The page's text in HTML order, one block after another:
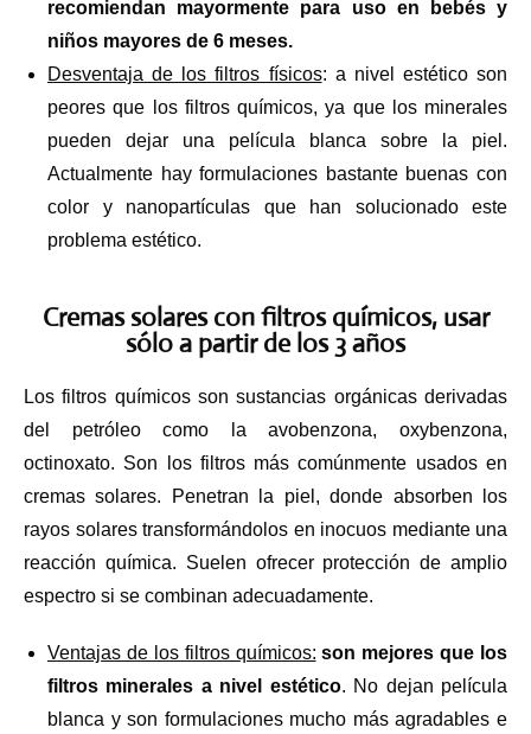
recomiendan mayormente para uso en bebés y
niños mayores de 6 meses.
Desventaja de los filtros físicos: a nivel estético son
peores que los filtros químicos, ya que los minerales
pueden dejar una película blanca sobre la piel.
Actualmente hay formulaciones bastante buenas con
color y nanopartículas que han solucionado este
problema estético.
Cremas solares con filtros químicos, usar
sólo a partir de los 3 años
Los filtros químicos son sustancias orgánicas derivadas
del petróleo como la avobenzona, oxybenzona,
octinoxato. Son los filtros más comúnmente usados en
cremas solares. Penetran la piel, donde absorben los
rayos solares transformándolos en inocuos mediante una
reacción química. Suelen ofrecer protección de amplio
espectro si se combinan adecuadamente.
Ventajas de los filtros químicos: son mejores que los
filtros minerales a nivel estético. No dejan película
blanca y son formulaciones mucho más agradables e